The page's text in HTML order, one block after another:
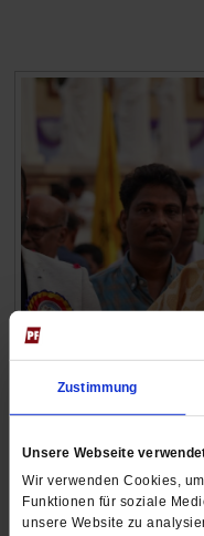
Zustimmung
Unsere Webseite
Wir verwenden Cookies,
Funktionen für soziale
unsere Website zu
Vereint gegen
Christliche Kirchen
finanzielle und
reagieren zu können.